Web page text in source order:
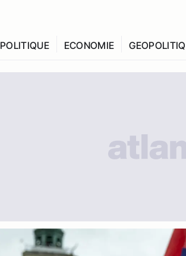
POLITIQUE ECONOMIE